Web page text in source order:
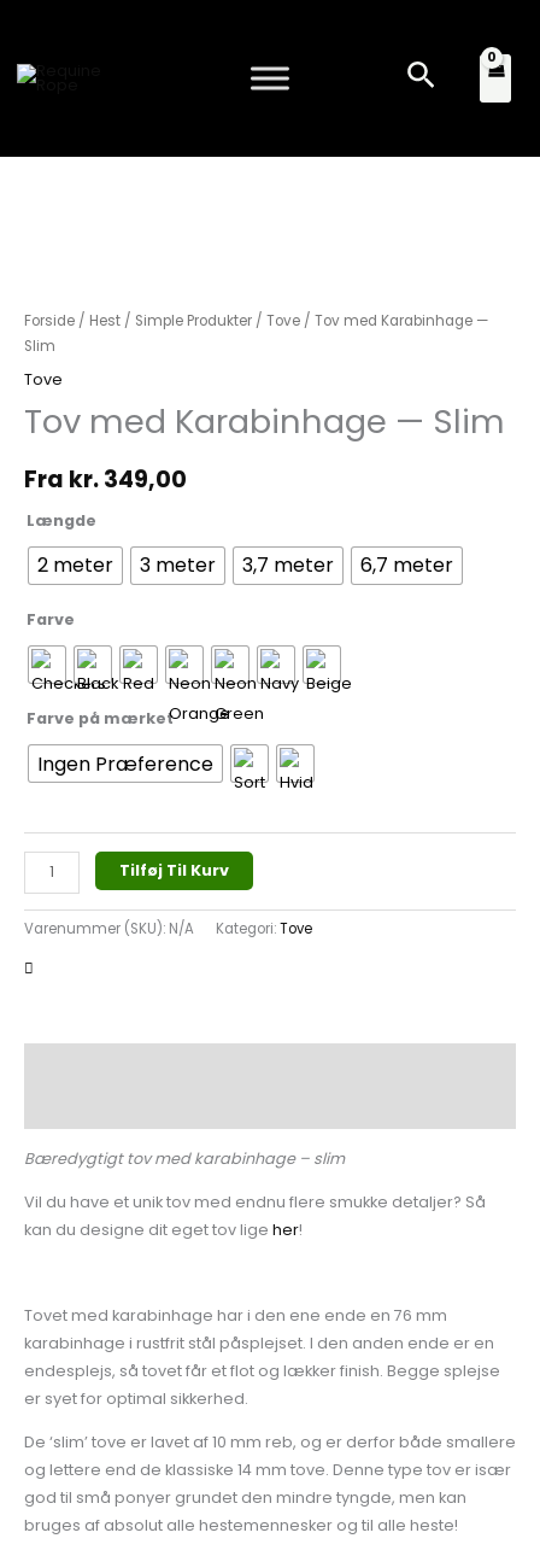
indholdet
Søg
Forside / Hest / Simple Produkter / Tove / Tov med Karabinhage —
Slim
Tove
Tov med Karabinhage — Slim
Fra kr.349,00
Længde
2 meter 3 meter 3,7 meter 6,7 meter
Farve
Farve på mærket
Ingen Præference
med
Karabinhage
—
antal
Tilføj Til Kurv
Varenummer (SKU): N/A Kategori:Tove
Bæredygtigt tov med karabinhage – slim
Vil du have et unik tov med endnu flere smukke detaljer? Så
kan du designe dit eget tov lige her!
Tovet med karabinhage har i den ene ende en 76 mm
karabinhage i rustfrit stål påsplejset. I den anden ende er en
endesplejs, så tovet får et flot og lækker finish. Begge splejse
er syet for optimal sikkerhed.
De ‘slim’ tove er lavet af 10 mm reb, og er derfor både smallere
og lettere end de klassiske 14 mm tove. Denne type tov er især
god til små ponyer grundet den mindre tyngde, men kan
bruges af absolut alle hestemennesker og til alle heste!